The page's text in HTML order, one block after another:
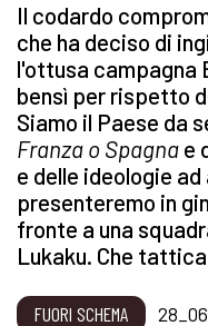
Il codardo
che ha deciso di
l'ottusa campagna
bensì per rispetto
Siamo il Paese da
Franza o Spagna e
e delle ideologie
presenteremo in
fronte a una
Lukaku. Che
FUORI SCHEMA